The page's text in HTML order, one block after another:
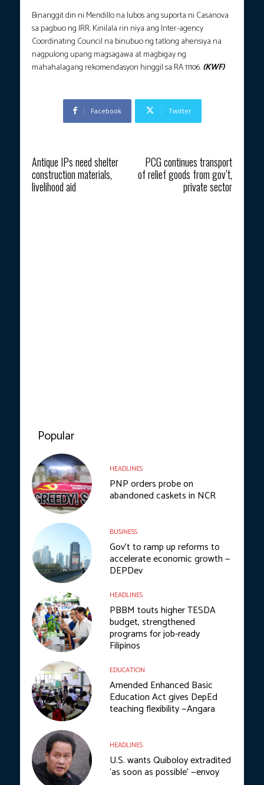
Binanggit din ni Mendillo na lubos ang suporta ni Casanova
sa pagbuo ng IRR. Kinilala rin niya ang Inter-agency
Coordinating Council na binubuo ng tatlong ahensiya na
nagpulong upang magsagawa at magbigay ng
mahahalagang rekomendasyon hinggil sa RA 11106.(KWF)
Facebook Twitter
Antique IPs need shelter
construction materials,
livelihood aid
PCG continues transport
of relief goods from gov’t,
private sector
Popular
HEADLINES
PNP orders probe on
abandoned caskets in NCR
BUSINESS
Gov’t to ramp up reforms to
accelerate economic growth —
DEPDev
HEADLINES
PBBM touts higher TESDA
budget, strengthened
programs for job-ready
Filipinos
EDUCATION
Amended Enhanced Basic
Education Act gives DepEd
teaching flexibility —Angara
HEADLINES
U.S. wants Quiboloy extradited
‘as soon as possible’ —envoy